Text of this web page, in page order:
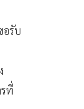
อรับ
ที่